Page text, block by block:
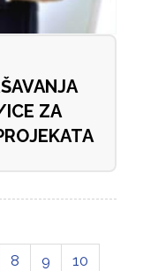
ICE ZA
8 9
10